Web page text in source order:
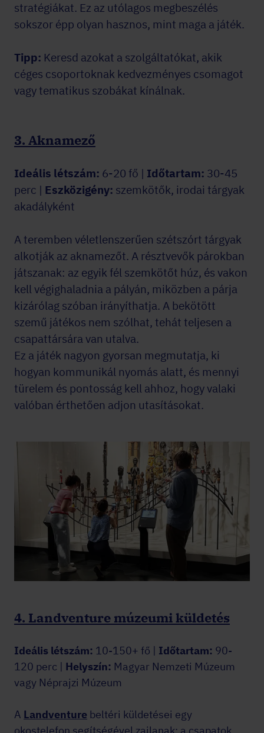
stratégiákat. Ez az utólagos megbeszélés
sokszor épp olyan hasznos, mint maga a játék.
Tipp: Keresd azokat a szolgáltatókat, akik
céges csoportoknak kedvezményes csomagot
vagy tematikus szobákat kínálnak.
3. Aknamező
Ideális létszám: 6-20 fő | Időtartam: 30-45
perc | Eszközigény: szemkötők, irodai tárgyak
akadályként
A teremben véletlenszerűen szétszórt tárgyak
alkotják az aknamezőt. A résztvevők párokban
játszanak: az egyik fél szemkötőt húz, és vakon
kell végighaladnia a pályán, miközben a párja
kizárólag szóban irányíthatja. A bekötött
szemű játékos nem szólhat, tehát teljesen a
csapattársára van utalva.
Ez a játék nagyon gyorsan megmutatja, ki
hogyan kommunikál nyomás alatt, és mennyi
türelem és pontosság kell ahhoz, hogy valaki
valóban érthetően adjon utasításokat.
4. Landventure múzeumi küldetés
Ideális létszám: 10-150+ fő | Időtartam: 90-
120 perc | Helyszín: Magyar Nemzeti Múzeum
vagy Néprajzi Múzeum
A Landventure beltéri küldetései egy